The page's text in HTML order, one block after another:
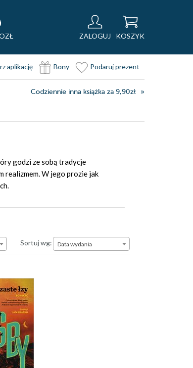
ZALOGUJ KOSZYK
aplikację Bony Podaruj prezent
Codziennie inna książka za 9,90zł
godzi ze sobą tradycje
realizmem. W jego prozie jak
Sortuj wg:Data wydania
Data wydania